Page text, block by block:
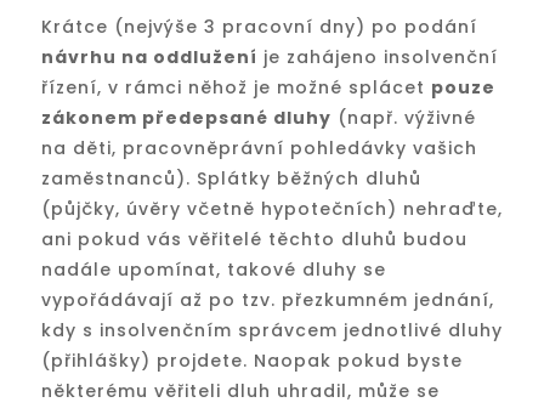
Krátce (nejvýše 3 pracovní dny) po podání
návrhu na oddlužení je zahájeno insolvenční
řízení, v rámci něhož je možné splácet pouze
zákonem předepsané dluhy (např. výživné
na děti, pracovněprávní pohledávky vašich
zaměstnanců). Splátky běžných dluhů
(půjčky, úvěry včetně hypotečních) nehraďte,
ani pokud vás věřitelé těchto dluhů budou
nadále upomínat, takové dluhy se
vypořádávají až po tzv. přezkumném jednání,
kdy s insolvenčním správcem jednotlivé dluhy
(přihlášky) projdete. Naopak pokud byste
některému věřiteli dluh uhradil, může se